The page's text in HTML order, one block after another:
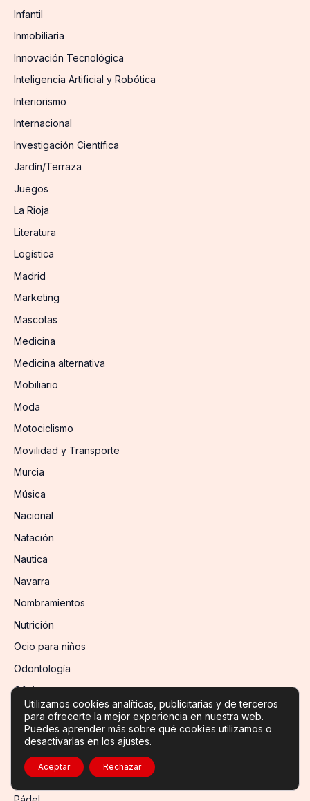
Infantil
Inmobiliaria
Innovación Tecnológica
Inteligencia Artificial y Robótica
Interiorismo
Internacional
Investigación Científica
Jardín/Terraza
Juegos
La Rioja
Literatura
Logística
Madrid
Marketing
Mascotas
Medicina
Medicina alternativa
Mobiliario
Moda
Motociclismo
Movilidad y Transporte
Murcia
Música
Nacional
Natación
Nautica
Navarra
Nombramientos
Nutrición
Ocio para niños
Odontología
Oficinas
Otras ciencias
Otras Industrias
Otros deportes
Otros Servicios
Utilizamos cookies analíticas, publicitarias y de terceros
para ofrecerte la mejor experiencia en nuestra web.
Puedes aprender más sobre qué cookies utilizamos o
desactivarlas en los ajustes.
Aceptar Rechazar